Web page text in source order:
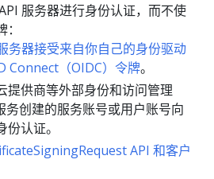
服务器进行身份认证，而不使
务器接受来自你自己的身份驱动
Connect（OIDC）令牌。
提供商等外部身份和访问管理
务创建的服务账号或用户账号向
认证。
API 和客户